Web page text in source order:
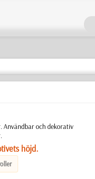
Användbar och dekorativ
höjd.